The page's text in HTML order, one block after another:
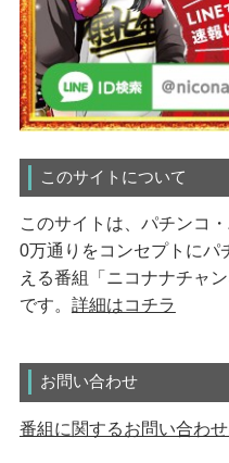
このサイトについて
このサイトは、パチンコ
0万通りをコンセプトにパ
える番組「ニコナナチャ
です。 詳細はコチラ
お問い合わせ
番組に関するお問い合わ